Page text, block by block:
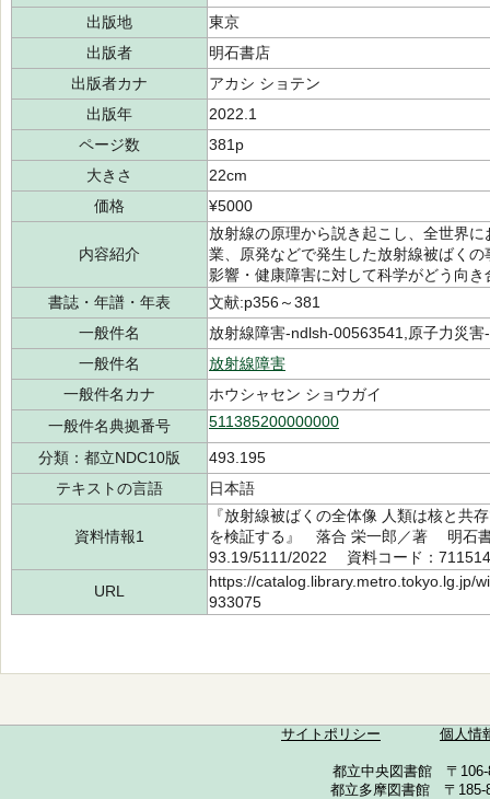
出版地
東京
出版者
明石書店
出版者カナ
アカシ ショテン
出版年
2022.1
ページ数
381p
大きさ
22cm
価格
¥5000
内容紹介
放射線の原理から説き起こし、全世界
業、原発などで発生した放射線被ばく
影響・健康障害に対して科学がどう向き
書誌・年譜・年表
文献:p356～381
一般件名
放射線障害-ndlsh-00563541,原子力災
一般件名
放射線障害
一般件名カナ
ホウシャセン ショウガイ
一般件名典拠番号
511385200000000
分類：都立NDC10版
493.195
テキストの言語
日本語
資料情報1
『放射線被ばくの全体像 人類は核と共
を検証する』 落合 栄一郎／著 明石
93.19/5111/2022 資料コード：
URL
https://catalog.library.metro.tokyo.lg.jp/
933075
サイトポリシー 個人情
都立中央図書館 〒
都立多摩図書館 〒185-